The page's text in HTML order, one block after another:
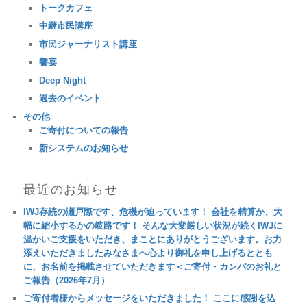
トークカフェ
中継市民講座
市民ジャーナリスト講座
饗宴
Deep Night
過去のイベント
その他
ご寄付についての報告
新システムのお知らせ
最近のお知らせ
IWJ存続の瀬戸際です、危機が迫っています！ 会社を精算か、大
幅に縮小するかの岐路です！ そんな大変厳しい状況が続くIWJに
温かいご支援をいただき、まことにありがとうございます。お力
添えいただきましたみなさまへ心より御礼を申し上げるととも
に、お名前を掲載させていただきます＜ご寄付・カンパのお礼と
ご報告（2026年7月）
ご寄付者様からメッセージをいただきました！ ここに感謝を込